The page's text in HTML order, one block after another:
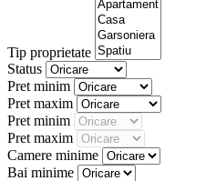
Tip proprietate
Status
Pret minim
Pret maxim
Pret minim
Pret maxim
Camere minime
Bai minime